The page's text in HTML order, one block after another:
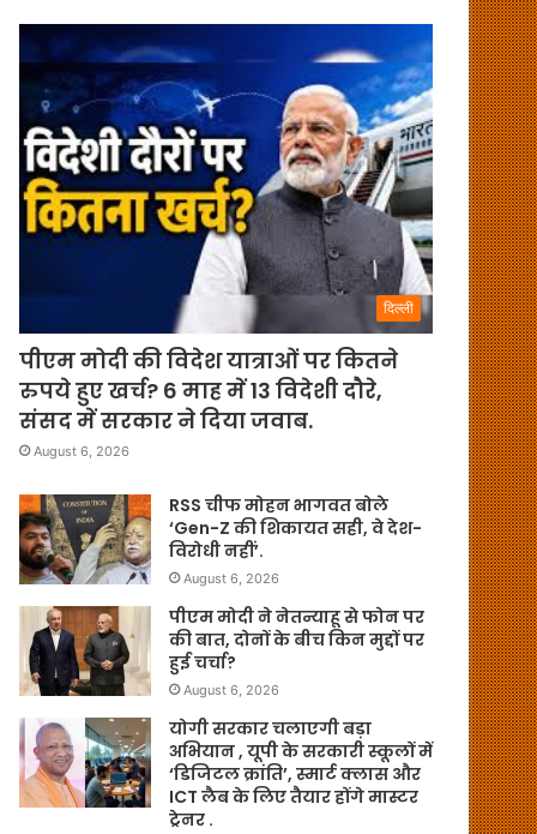
दिल्ली
पीएम मोदी की विदेश यात्राओं पर कितने
रुपये हुए खर्च? 6 माह में 13 विदेशी दौरे,
संसद में सरकार ने दिया जवाब.
August 6, 2026
RSS चीफ मोहन भागवत बोले
‘Gen-Z की शिकायत सही, वे देश-
विरोधी नहीं’.
August 6, 2026
पीएम मोदी ने नेतन्याहू से फोन पर
की बात, दोनों के बीच किन मुद्दों पर
हुई चर्चा?
August 6, 2026
योगी सरकार चलाएगी बड़ा
अभियान , यूपी के सरकारी स्कूलों में
‘डिजिटल क्रांति’, स्मार्ट क्लास और
ICT लैब के लिए तैयार होंगे मास्टर
ट्रेनर .